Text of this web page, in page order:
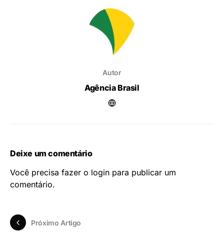
Autor
Agência Brasil
Deixe um comentário
Você precisa fazer o login para publicar um
comentário.
Próximo Artigo